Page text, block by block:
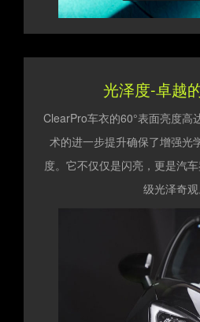
光泽度-卓越
ClearPro车衣的60°表面亮度高
术的进一步提升确保了增强光
度。它不仅仅是闪亮，更是汽
级光泽奇观